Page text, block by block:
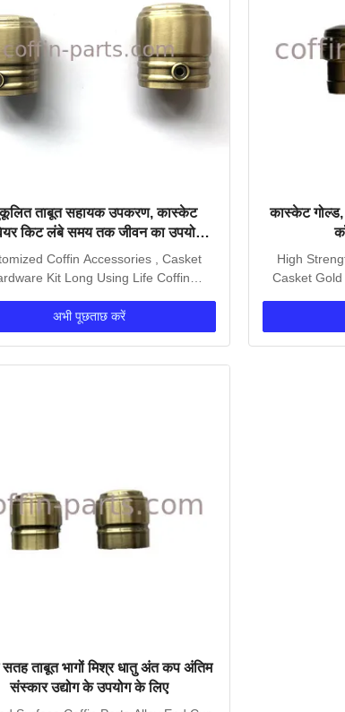
ताबूत सहायक उपकरण, कास्केट
किट लंबे समय तक जीवन का उपयोग
करना
Coffin Accessories , Casket
Kit Long Using Life Coffin
अभी पूछताछ करें
कास्केट गोल्ड,
High
Casket Gold
सतह ताबूत भागों मिश्र धातु अंत कप अंतिम
संस्कार उद्योग के उपयोग के लिए